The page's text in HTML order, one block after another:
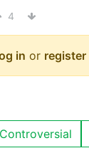
4
in or register
Controversial